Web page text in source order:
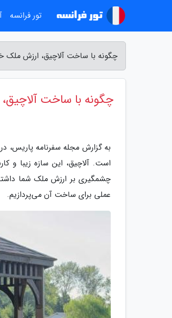
چگونه با ساخت آلاچیق، ارزش ملک
چگونه با ساخت
به گزارش مجله سفرنامه پاریس،
است. آلاچیق، این سازه زیبا و
چشمگیری بر ارزش ملک شما
عملی برای ساخت آن می‌پردازیم.
تور فرانسه